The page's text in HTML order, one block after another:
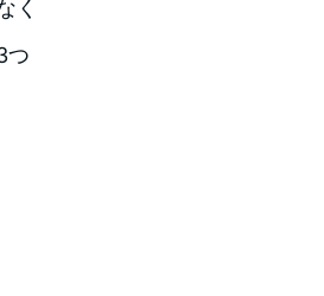
く
つ